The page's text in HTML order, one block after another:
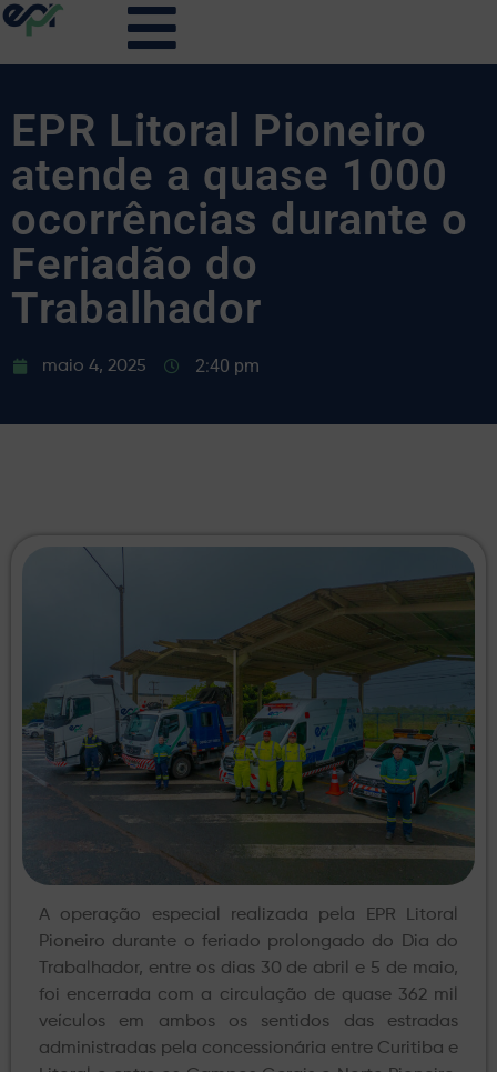
EPR Litoral Pioneiro
atende a quase 1000
ocorrências durante o
Feriadão do
Trabalhador
maio 4, 2025 2:40 pm
A operação especial realizada pela EPR Litoral
Pioneiro durante o feriado prolongado do Dia do
Trabalhador, entre os dias 30 de abril e 5 de maio,
foi encerrada com a circulação de quase 362 mil
veículos em ambos os sentidos das estradas
administradas pela concessionária entre Curitiba e